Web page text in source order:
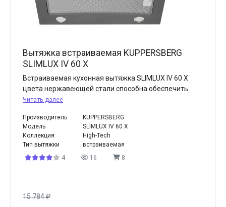
Вытяжка встраиваемая KUPPERSBERG
SLIMLUX IV 60 X
Встраиваемая кухонная вытяжка SLIMLUX IV 60 X
цвета нержавеющей стали способна обеспечить
Читать далее
Производитель
KUPPERSBERG
Модель
SLIMLUX IV 60 X
Коллекция
High-Tech
Тип вытяжки
встраиваемая
4
16 8
15 784₽